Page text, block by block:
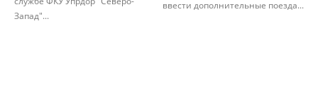
Запад"...
ввести дополнительные поезда...